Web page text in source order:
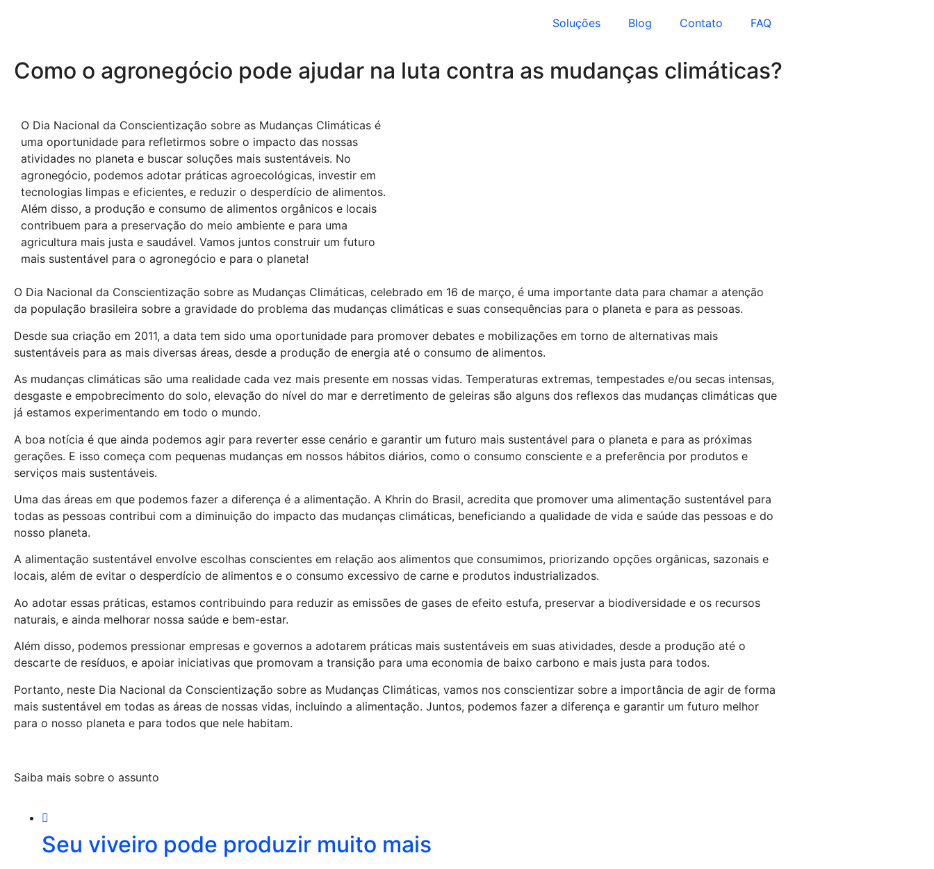
Soluções Blog Contato FAQ
Como o agronegócio pode ajudar na luta contra as mudanças climáticas?
O Dia Nacional da Conscientização sobre as Mudanças Climáticas é
uma oportunidade para refletirmos sobre o impacto das nossas
atividades no planeta e buscar soluções mais sustentáveis. No
agronegócio, podemos adotar práticas agroecológicas, investir em
tecnologias limpas e eficientes, e reduzir o desperdício de alimentos.
Além disso, a produção e consumo de alimentos orgânicos e locais
contribuem para a preservação do meio ambiente e para uma
agricultura mais justa e saudável. Vamos juntos construir um futuro
mais sustentável para o agronegócio e para o planeta!
O Dia Nacional da Conscientização sobre as Mudanças Climáticas, celebrado em 16 de março, é uma importante data para chamar a atenção
da população brasileira sobre a gravidade do problema das mudanças climáticas e suas consequências para o planeta e para as pessoas.
Desde sua criação em 2011, a data tem sido uma oportunidade para promover debates e mobilizações em torno de alternativas mais
sustentáveis para as mais diversas áreas, desde a produção de energia até o consumo de alimentos.
As mudanças climáticas são uma realidade cada vez mais presente em nossas vidas. Temperaturas extremas, tempestades e/ou secas intensas,
desgaste e empobrecimento do solo, elevação do nível do mar e derretimento de geleiras são alguns dos reflexos das mudanças climáticas que
já estamos experimentando em todo o mundo.
A boa notícia é que ainda podemos agir para reverter esse cenário e garantir um futuro mais sustentável para o planeta e para as próximas
gerações. E isso começa com pequenas mudanças em nossos hábitos diários, como o consumo consciente e a preferência por produtos e
serviços mais sustentáveis.
Uma das áreas em que podemos fazer a diferença é a alimentação. A Khrin do Brasil, acredita que promover uma alimentação sustentável para
todas as pessoas contribui com a diminuição do impacto das mudanças climáticas, beneficiando a qualidade de vida e saúde das pessoas e do
nosso planeta.
A alimentação sustentável envolve escolhas conscientes em relação aos alimentos que consumimos, priorizando opções orgânicas, sazonais e
locais, além de evitar o desperdício de alimentos e o consumo excessivo de carne e produtos industrializados.
Ao adotar essas práticas, estamos contribuindo para reduzir as emissões de gases de efeito estufa, preservar a biodiversidade e os recursos
naturais, e ainda melhorar nossa saúde e bem-estar.
Além disso, podemos pressionar empresas e governos a adotarem práticas mais sustentáveis em suas atividades, desde a produção até o
descarte de resíduos, e apoiar iniciativas que promovam a transição para uma economia de baixo carbono e mais justa para todos.
Portanto, neste Dia Nacional da Conscientização sobre as Mudanças Climáticas, vamos nos conscientizar sobre a importância de agir de forma
mais sustentável em todas as áreas de nossas vidas, incluindo a alimentação. Juntos, podemos fazer a diferença e garantir um futuro melhor
para o nosso planeta e para todos que nele habitam.
Saiba mais sobre o assunto
Seu viveiro pode produzir muito mais